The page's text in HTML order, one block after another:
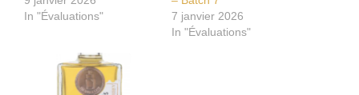
In "Évaluations"
7 janvier 2026
In "Évaluations"